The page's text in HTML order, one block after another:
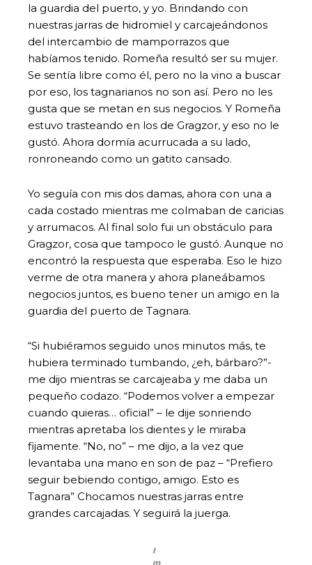
la guardia del puerto, y yo. Brindando con
nuestras jarras de hidromiel y carcajeándonos
del intercambio de mamporrazos que
habíamos tenido. Romeña resultó ser su mujer.
Se sentía libre como él, pero no la vino a buscar
por eso, los tagnarianos no son así. Pero no les
gusta que se metan en sus negocios. Y Romeña
estuvo trasteando en los de Gragzor, y eso no le
gustó. Ahora dormía acurrucada a su lado,
ronroneando como un gatito cansado.
Yo seguía con mis dos damas, ahora con una a
cada costado mientras me colmaban de caricias
y arrumacos. Al final solo fui un obstáculo para
Gragzor, cosa que tampoco le gustó. Aunque no
encontró la respuesta que esperaba. Eso le hizo
verme de otra manera y ahora planeábamos
negocios juntos, es bueno tener un amigo en la
guardia del puerto de Tagnara.
“Si hubiéramos seguido unos minutos más, te
hubiera terminado tumbando, ¿eh, bárbaro?”-
me dijo mientras se carcajeaba y me daba un
pequeño codazo. “Podemos volver a empezar
cuando quieras… oficial” – le dije sonriendo
mientras apretaba los dientes y le miraba
fijamente. “No, no” – me dijo, a la vez que
levantaba una mano en son de paz – “Prefiero
seguir bebiendo contigo, amigo. Esto es
Tagnara” Chocamos nuestras jarras entre
grandes carcajadas. Y seguirá la juerga.
I
m